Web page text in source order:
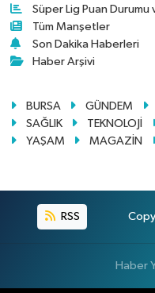
Süper Lig Puan Durumu
Tüm Manşetler
Son Dakika Haberleri
Haber Arşivi
BURSA GÜNDEM
SAĞLIK
TEKNOLOJİ
YAŞAM
MAGAZİN
RSS
Haber